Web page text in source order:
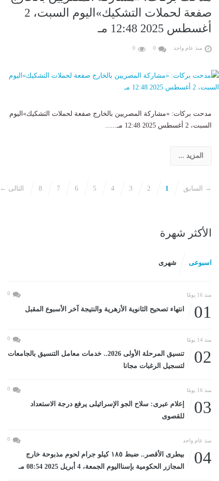
صفعة لحملات التشكيك»اليوم السبت، 2
أغسطس 2025 12:48 مـ
منذ عام واحد 0
0
مدحت بركات: «مشاركة المصريين بالخارج صفعة لحملات التشكيك»اليوم
السبت، 2 أغسطس 2025 12:48 مـ......
المزيد ...
→ السابق 1
2
3
4
5
6
7
8 التالى ←
الأكثر شهرة
اسبوعى شهرى
منذ 16 يومًا 0
01 انتهاء تصحيح الثانوية الأزهرية والنتيجة آخر الأسبوع المقبل
منذ 14 يومًا 0
02
تنسيق المرحلة الأولى 2026.. خدمات معامل التنسيق بالجامعات
لتسجيل الرغبات مجانا
منذ 16 يومًا 0
03
إعلام عبرى: سلاح الجو الإسرائيلى يرفع درجة الاستعداد
للقصوى
منذ عام واحد 0
04
بيطرى الأقصر.. ضبط ١٨٥ كيلو جرام لحوم مذبوحة خارج
المجازر الحكومية بإسنااليوم الجمعة، 4 أبريل 2025 08:54 مـ